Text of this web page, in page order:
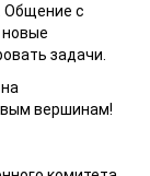
Общение с
задачи.
вершинам!